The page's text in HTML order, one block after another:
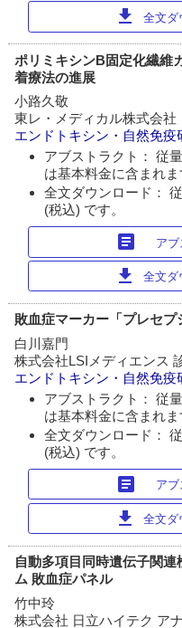
download 全文ダ
ポリミキシンB固定化繊維
着療法の進展
小路久敬
東レ・メディカル株式会社
エンドトキシン・自然免疫
アブストラクト： 従
は基本料金に含まれま
全文ダウンロード：
(税込) です。
article ア
download 全文ダ
敗血症マーカー「プレセ
白川嘉門
株式会社LSIメディエンス
エンドトキシン・自然免疫
アブストラクト： 従
は基本料金に含まれま
全文ダウンロード：
(税込) です。
article ア
download 全文ダ
自動多項目同時遺伝子関
ム 敗血症パネル
竹中玲
株式会社 日立ハイテク ア